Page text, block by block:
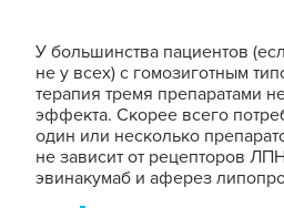
У большинства пациентов
не у всех) с гомозиготным
терапия тремя препаратами
эффекта. Скорее всего
один или несколько
не зависит от рецепторов
эвинакумаб и аферез